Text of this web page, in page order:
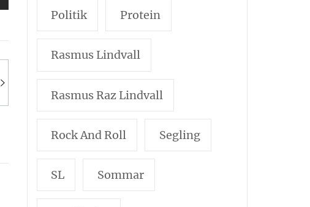
Politik Protein
Rasmus Lindvall
Rasmus Raz Lindvall
Rock And Roll Segling
SL Sommar